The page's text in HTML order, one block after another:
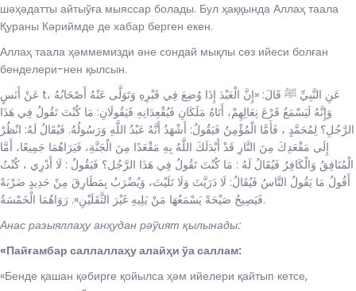
шәҳәдатты айтыўға мыяссар болады. Бул ҳаққында Аллаҳ таала
Қураны Кәриймде де хабар берген екен.
Аллаҳ таала ҳәммемизди әне сондай мықлы сөз ийеси болған
бенделери-нен қылсын.
عَنْ أَنَسٍ t، عَنِ النَّبِيِّ ﷺ قَالَ: «إِنَّ الْعَبْدَ إِذَا وُضِعَ فِي قَبْرِهِ وَتَوَلَّى عَنْهُ أَصْحَابُهُ
وَإِنَّهُ لَيَسْمَعُ قَرْعَ نِعَالِهِمْ، أَتَاهُ مَلَكَانِ فَيُقْعِدَانِهِ فَيَقُولَانِ: مَا كُنْتَ تَقُولُ فِي هَذَا
الرَّجُلِ؟ لِمُحَمَّدٍ ، فَأَمَّا الْمُؤْمِنُ فَيَقُولُ: أَشْهَدُ أَنَّهُ عَبْدُ اللَّهِ وَرَسُولُهُ. فَيُقَالُ لَهُ: انْظُرْ
إِلَى مَقْعَدِكَ مِنَ النَّارِ قَدْ أَبْدَلَكَ اللَّهُ بِهِ مَقْعَدًا مِنَ الْجَنَّةِ، فَيَرَاهُمَا جَمِيعًا، أَمَّا
الْمُنَافِقُ وَالْكَافِرُ فَيُقَالُ لَهُ : مَا كُنْتَ تَقُولُ فِي هَذَا الرَّجُل؟ فَيَقُولُ : لَا أَدْرِي ، كُنْتُ
أَقُولُ مَا يَقُولُ النَّاسُ فَيُقَالُ: لَا دَرَيَّتَ وَلَا تَلَيْتَ، وَيُضْرَبُ بِمَطَارِقَ مِنْ حَدِيدٍ ضَرْبَةً
فَيَصِيحُ صَيْحَةً يَسْمَعُهَا مَنْ يَلِيهِ غَيْرَ الثَّقَلَيْنِ». رَوَاهُمَا الْخَمْسَةُ.
Анас разыяллаҳу анҳудан рәўият қылынады:
«Пайғамбар саллаллаҳу алайҳи ўа саллам:
«Бенде қашан қәбирге қойылса ҳәм ийелери қайтып кетсе,